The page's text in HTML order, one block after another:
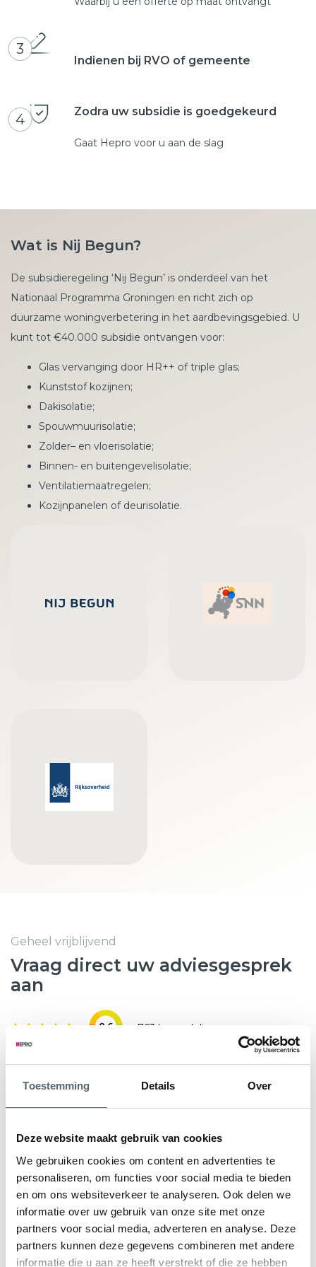
Toestemming Details Over
Deze website maakt gebruik van cookies
We gebruiken cookies om content en advertenties te
personaliseren, om functies voor social media te bieden
en om ons websiteverkeer te analyseren. Ook delen we
informatie over uw gebruik van onze site met onze
partners voor social media, adverteren en analyse. Deze
partners kunnen deze gegevens combineren met andere
informatie die u aan ze heeft verstrekt of die ze hebben
3
Indienen bij RVO of gemeente
4 Zodra uw subsidie is goedgekeurd
Gaat Hepro voor u aan de slag
Wat is Nij Begun?
De subsidieregeling ‘Nij Begun’ is onderdeel van het
Nationaal Programma Groningen en richt zich op
duurzame woningverbetering in het aardbevingsgebied. U
kunt tot €40.000 subsidie ontvangen voor:
Glas vervanging door HR++ of triple glas;
Kunststof kozijnen;
Dakisolatie;
Spouwmuurisolatie;
Zolder– en vloerisolatie;
Binnen- en buitengevelisolatie;
Ventilatiemaatregelen;
Kozijnpanelen of deurisolatie.
Geheel vrijblijvend
Vraag direct uw adviesgesprek
aan
8.6 763 beoordelingen
kunststof kozijnen, HR++ glas of andere
verduurzamingsmaatregelen? Hepro helpt u graag verder.
woning. We geven direct inzicht in de subsidieregeling Nij
Begun en eventuele aanvullende regelingen.
U ontvangt een persoonlijk advies en een heldere offerte
op maat, zodat u precies weet waar u aan toe bent.